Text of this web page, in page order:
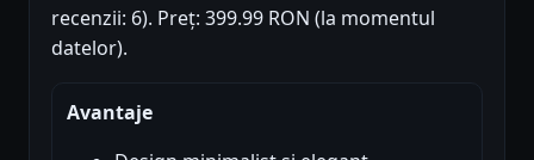
recenzii: 6). Preț: 399.99 RON (la momentul
datelor).
Avantaje